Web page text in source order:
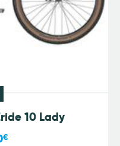
10 Lady
€